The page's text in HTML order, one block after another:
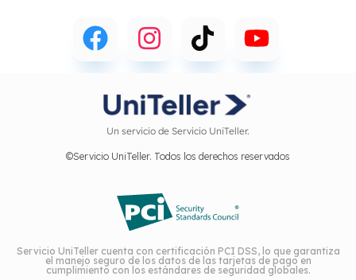
Un servicio de Servicio UniTeller.
©Servicio UniTeller. Todos los derechos reservados
Servicio UniTeller cuenta con certificación PCI DSS, lo que garantiza
el manejo seguro de los datos de las tarjetas de pago en
cumplimiento con los estándares de seguridad globales.